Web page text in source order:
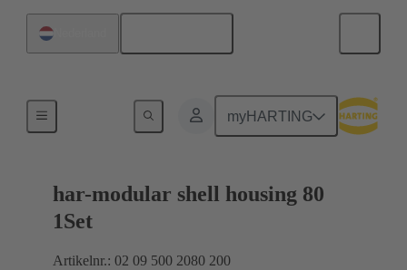
myHARTING
har-modular shell housing 80
1Set
Artikelnr.: 02 09 500 2080 200